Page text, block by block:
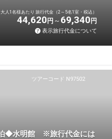
大人1名様あたり 旅行代金（2～5名1室・税込）
44,620 円 69,340 円
表示旅行代金について
ツアーコード N97502
◆水明館 ※旅行代金には